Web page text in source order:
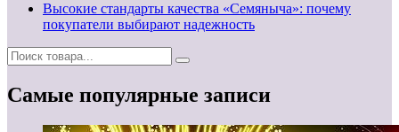
Высокие стандарты качества «Семяныча»: почему
покупатели выбирают надежность
Самые популярные записи